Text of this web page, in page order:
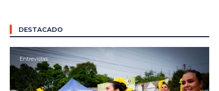
DESTACADO
Entrevistas